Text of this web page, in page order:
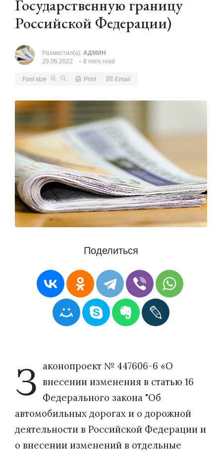
Государственную границу
Российской Федерации)
Разместил(а): АДМИН
29.06.2022
8 mins read
Font size Print Email
Поделиться
З аконопроект № 447606-6 «О
внесении изменения в статью 16
Федерального закона "Об
автомобильных дорогах и о дорожной
деятельности в Российской Федерации и
о внесении изменений в отдельные